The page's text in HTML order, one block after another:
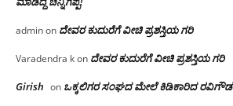
adminon ದೇವರ ಕುದುರೆಗೆ ವೀಚಿ ಪ್ರಶಸ್ತಿಯ ಗರಿ
Varadendra kon ದೇವರ ಕುದುರೆಗೆ ವೀಚಿ ಪ್ರಶಸ್ತಿಯ ಗರಿ
Girish on ಒಕ್ಕಲಿಗರ ಸಂಘದ ಮೇಲೆ ಕಿಡಿಕಾರಿದ ರವಿಗೌಡ